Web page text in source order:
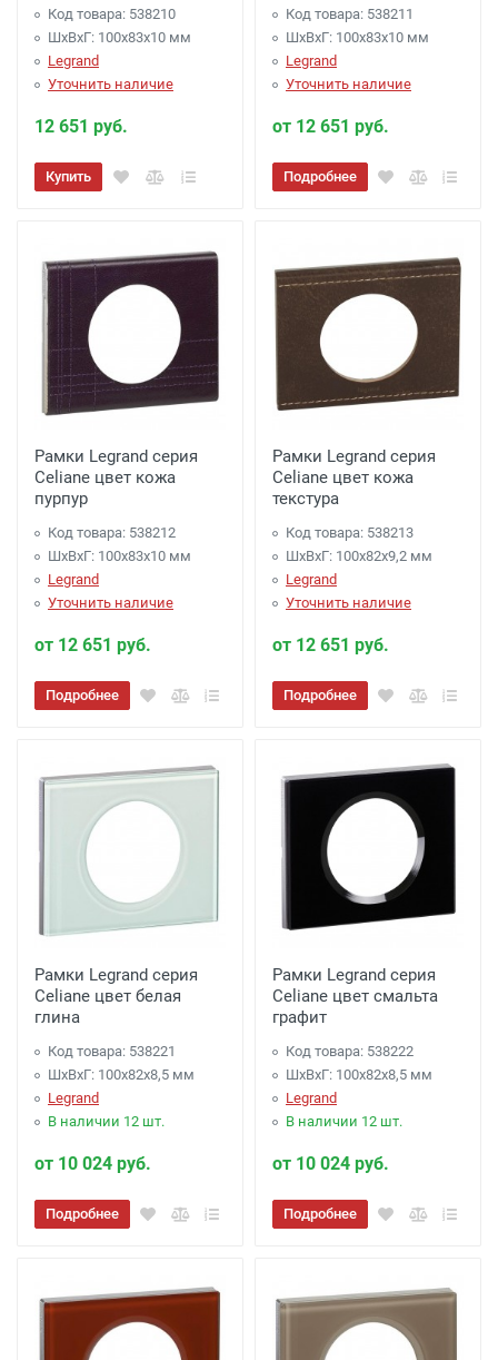
Код товара: 538210
ШхВхГ: 100x83x10 мм
Legrand
Уточнить наличие
12 651 руб.
Купить
Код товара: 538211
ШхВхГ: 100x83x10 мм
Legrand
Уточнить наличие
от 12 651 руб.
Подробнее
Рамки Legrand серия
Celiane цвет кожа
пурпур
Код товара: 538212
ШхВхГ: 100x83x10 мм
Legrand
Уточнить наличие
от 12 651 руб.
Подробнее
Рамки Legrand серия
Celiane цвет кожа
текстура
Код товара: 538213
ШхВхГ: 100x82x9,2 мм
Legrand
Уточнить наличие
от 12 651 руб.
Подробнее
Рамки Legrand серия
Celiane цвет белая
глина
Код товара: 538221
ШхВхГ: 100x82x8,5 мм
Legrand
В наличии 12 шт.
от 10 024 руб.
Подробнее
Рамки Legrand серия
Celiane цвет смальта
графит
Код товара: 538222
ШхВхГ: 100x82x8,5 мм
Legrand
В наличии 12 шт.
от 10 024 руб.
Подробнее